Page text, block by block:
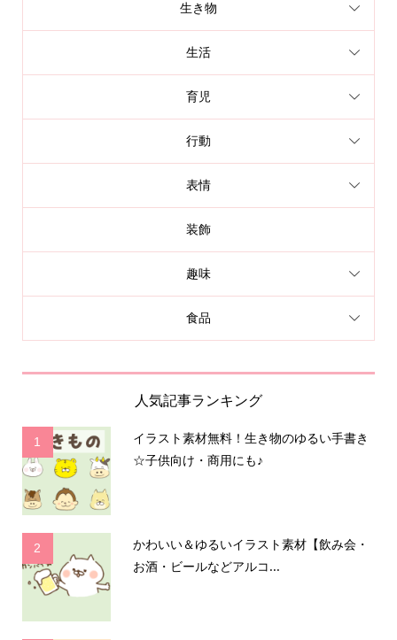
生き物
生活
育児
行動
表情
装飾
趣味
食品
人気記事ランキング
1
イラスト素材無料！生き物のゆるい手書き
☆子供向け・商用にも♪
2
かわいい＆ゆるいイラスト素材【飲み会・
お酒・ビールなどアルコ...